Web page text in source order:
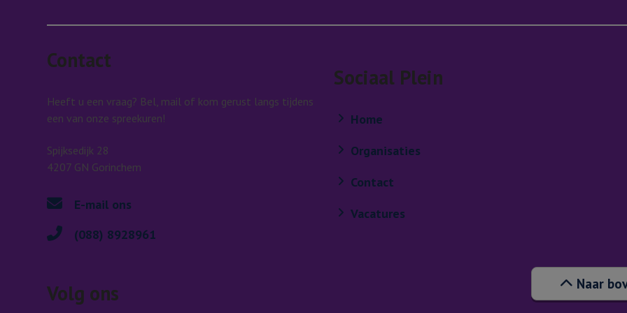
Contact
Heeft u een vraag? Bel, mail of kom gerust langs tijdens
een van onze spreekuren!
Spijksedijk 28
4207 GN Gorinchem
E-mail ons
(088) 8928961
Sociaal Plein
Home
Organisaties
Contact
Vacatures
Volg ons Naar